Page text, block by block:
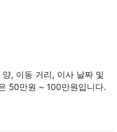
, 이동 거리, 이사 날짜 및
50만원 ~ 100만원입니다.